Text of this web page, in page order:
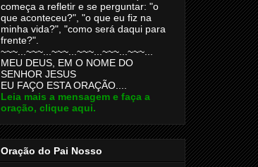
começa a refletir e se perguntar: "o
que aconteceu?", "o que eu fiz na
minha vida?", "como será daqui para
frente?".
~~~...~~~...~~~...~~~...~~~...~~~...
MEU DEUS, EM O NOME DO
SENHOR JESUS
EU FAÇO ESTA ORAÇÃO....
Leia mais a mensagem e faça a
oração, clique aqui.
Oração do Pai Nosso